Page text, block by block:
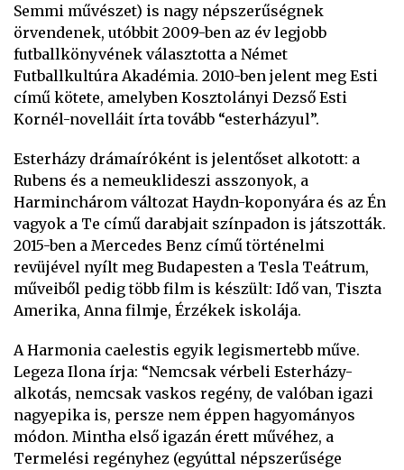
Semmi művészet) is nagy népszerűségnek
örvendenek, utóbbit 2009-ben az év legjobb
futballkönyvének választotta a Német
Futballkultúra Akadémia. 2010-ben jelent meg Esti
című kötete, amelyben Kosztolányi Dezső Esti
Kornél-novelláit írta tovább “esterházyul”.
Esterházy drámaíróként is jelentőset alkotott: a
Rubens és a nemeuklideszi asszonyok, a
Harminchárom változat Haydn-koponyára és az Én
vagyok a Te című darabjait színpadon is játszották.
2015-ben a Mercedes Benz című történelmi
revüjével nyílt meg Budapesten a Tesla Teátrum,
műveiből pedig több film is készült: Idő van, Tiszta
Amerika, Anna filmje, Érzékek iskolája.
A Harmonia caelestis egyik legismertebb műve.
Legeza Ilona írja: “Nemcsak vérbeli Esterházy-
alkotás, nemcsak vaskos regény, de valóban igazi
nagyepika is, persze nem éppen hagyományos
módon. Mintha első igazán érett művéhez, a
Termelési regényhez (egyúttal népszerűsége